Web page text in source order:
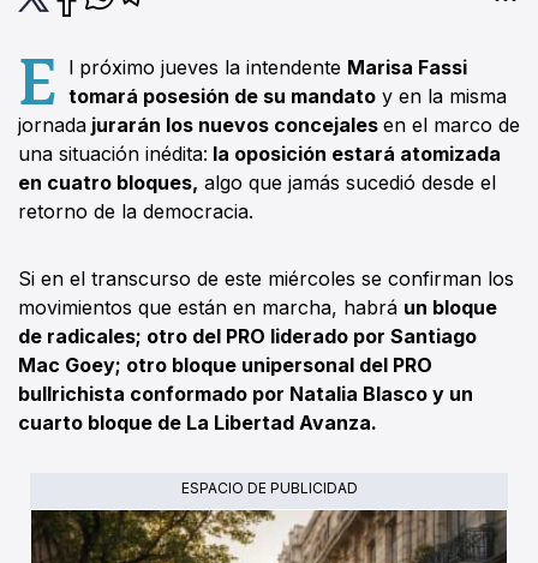
E l próximo jueves la intendente Marisa Fassi
tomará posesión de su mandato y en la misma
jornada jurarán los nuevos concejales en el marco de
una situación inédita: la oposición estará atomizada
en cuatro bloques, algo que jamás sucedió desde el
retorno de la democracia.
Si en el transcurso de este miércoles se confirman los
movimientos que están en marcha, habrá un bloque
de radicales; otro del PRO liderado por Santiago
Mac Goey; otro bloque unipersonal del PRO
bullrichista conformado por Natalia Blasco y un
cuarto bloque de La Libertad Avanza.
ESPACIO DE PUBLICIDAD